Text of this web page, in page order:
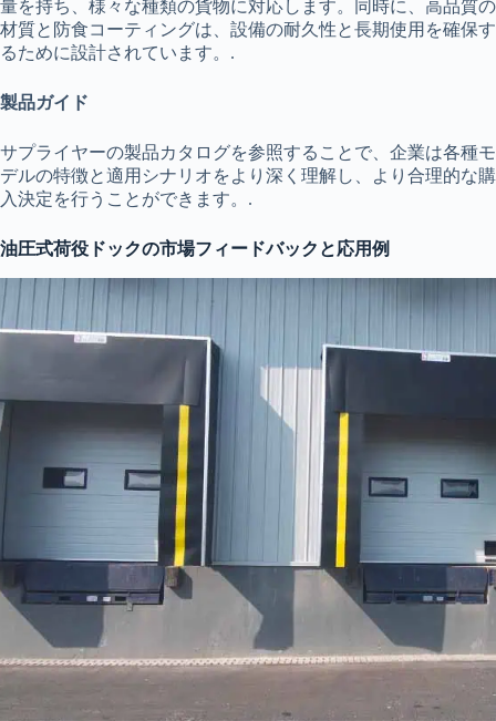
量を持ち、様々な種類の貨物に対応します。同時に、高品質の
材質と防食コーティングは、設備の耐久性と長期使用を確保す
るために設計されています。.
製品ガイド
サプライヤーの製品カタログを参照することで、企業は各種モ
デルの特徴と適用シナリオをより深く理解し、より合理的な購
入決定を行うことができます。.
油圧式荷役ドックの市場フィードバックと応用例